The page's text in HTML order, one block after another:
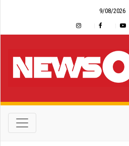
9/08/2026